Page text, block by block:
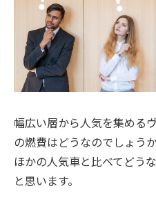
幅広い層から人気を集める
の燃費はどうなのでしょうか
ほかの人気車と比べてどう
と思います。